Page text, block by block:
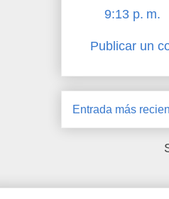
9:13 p. m.
Publicar un
Entrada más